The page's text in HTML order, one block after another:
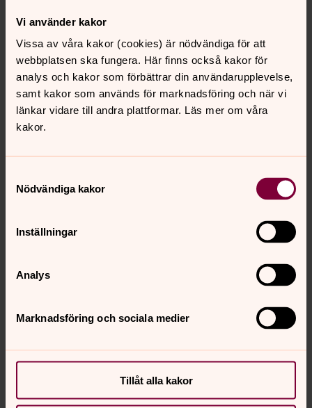
Vi använder kakor
Vissa av våra kakor (cookies) är nödvändiga för att
webbplatsen ska fungera. Här finns också kakor för
analys och kakor som förbättrar din användarupplevelse,
samt kakor som används för marknadsföring och när vi
länkar vidare till andra plattformar. Läs mer om våra
kakor.
Nödvändiga kakor
Inställningar
Analys
Marknadsföring och sociala medier
Tillåt alla kakor
Foto: Marie Lönnqvist
När regnperioderna kommer förstör vattnet vägar och